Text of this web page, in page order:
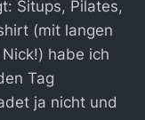
Situps, Pilates,
(mit langen
habe ich
Tag
ja nicht und